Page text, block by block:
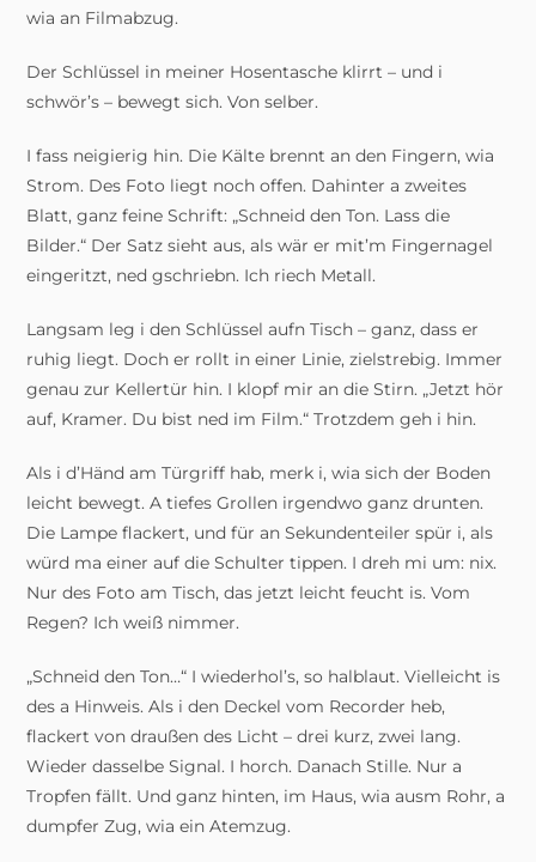
wia an Filmabzug.
Der Schlüssel in meiner Hosentasche klirrt – und i
schwör’s – bewegt sich. Von selber.
I fass neigierig hin. Die Kälte brennt an den Fingern, wia
Strom. Des Foto liegt noch offen. Dahinter a zweites
Blatt, ganz feine Schrift: „Schneid den Ton. Lass die
Bilder.“ Der Satz sieht aus, als wär er mit’m Fingernagel
eingeritzt, ned gschriebn. Ich riech Metall.
Langsam leg i den Schlüssel aufn Tisch – ganz, dass er
ruhig liegt. Doch er rollt in einer Linie, zielstrebig. Immer
genau zur Kellertür hin. I klopf mir an die Stirn. „Jetzt hör
auf, Kramer. Du bist ned im Film.“ Trotzdem geh i hin.
Als i d’Händ am Türgriff hab, merk i, wia sich der Boden
leicht bewegt. A tiefes Grollen irgendwo ganz drunten.
Die Lampe flackert, und für an Sekundenteiler spür i, als
würd ma einer auf die Schulter tippen. I dreh mi um: nix.
Nur des Foto am Tisch, das jetzt leicht feucht is. Vom
Regen? Ich weiß nimmer.
„Schneid den Ton…“ I wiederhol’s, so halblaut. Vielleicht is
des a Hinweis. Als i den Deckel vom Recorder heb,
flackert von draußen des Licht – drei kurz, zwei lang.
Wieder dasselbe Signal. I horch. Danach Stille. Nur a
Tropfen fällt. Und ganz hinten, im Haus, wia ausm Rohr, a
dumpfer Zug, wia ein Atemzug.